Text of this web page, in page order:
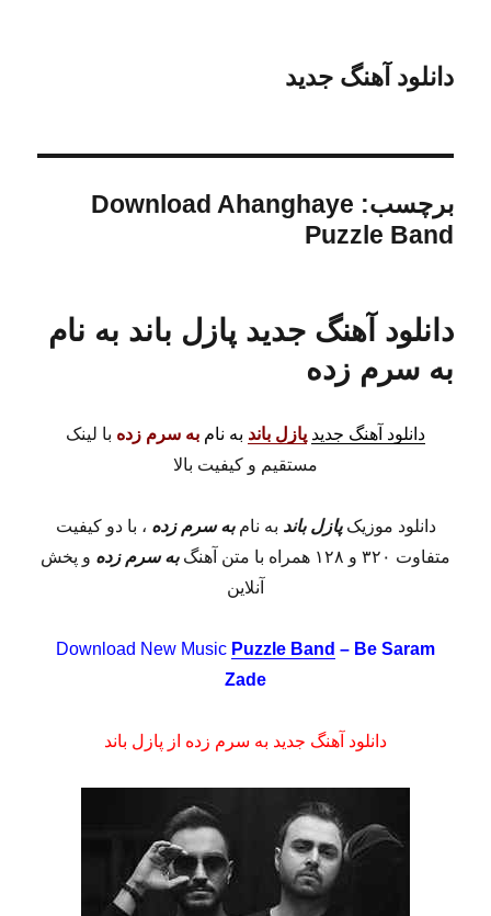
دانلود آهنگ جدید
برچسب: Download Ahanghaye
Puzzle Band
دانلود آهنگ جدید پازل باند به نام
به سرم زده
دانلود آهنگ جدید پازل باند به نام به سرم زده با لینک
مستقیم و کیفیت بالا
دانلود موزیکپازل باند به نامبه سرم زده ، با دو کیفیت
متفاوت ۳۲۰ و ۱۲۸ همراه با متن آهنگ
به سرم زده و پخش
آنلاین
Download New Music Puzzle Band – Be Saram
Zade
دانلود آهنگ جدید به سرم زده از پازل باند